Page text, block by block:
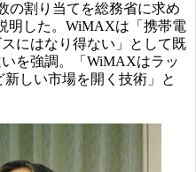
の割り当てを総務省に求め
明した。WiMAXは「携帯電
にはなり得ない」として既
を強調。「WiMAXはラッ
しい市場を開く技術」と